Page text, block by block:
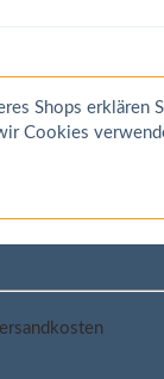
Shops erklären
Cookies